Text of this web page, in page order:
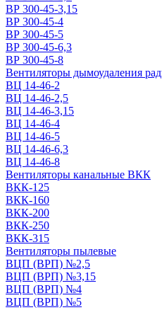
ВР 300-45-3,15
ВР 300-45-4
ВР 300-45-5
ВР 300-45-6,3
ВР 300-45-8
Вентиляторы дымоудаления
ВЦ 14-46-2
ВЦ 14-46-2,5
ВЦ 14-46-3,15
ВЦ 14-46-4
ВЦ 14-46-5
ВЦ 14-46-6,3
ВЦ 14-46-8
Вентиляторы канальные ВКК
ВКК-125
ВКК-160
ВКК-200
ВКК-250
ВКК-315
Вентиляторы пылевые
ВЦП (ВРП) №2,5
ВЦП (ВРП) №3,15
ВЦП (ВРП) №4
ВЦП (ВРП) №5